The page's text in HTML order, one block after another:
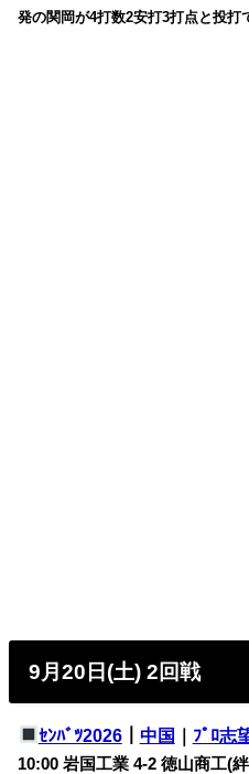
発の関岡が4打数2安打3打点と投打
9月20日(土) 2回戦
ｾﾝﾊﾞﾂ2026｜ 中国 ﾌﾟﾛ志
10:00 岩国工業 4-2 徳山商工(